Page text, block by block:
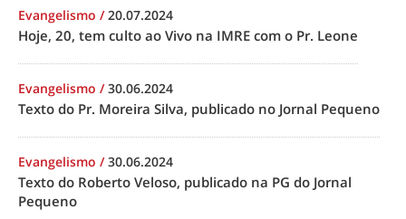
Evangelismo /20.07.2024
Hoje, 20, tem culto ao Vivo na IMRE com o Pr. Leone
Evangelismo /30.06.2024
Texto do Pr. Moreira Silva, publicado no Jornal Pequeno
Evangelismo /30.06.2024
Texto do Roberto Veloso, publicado na PG do Jornal
Pequeno